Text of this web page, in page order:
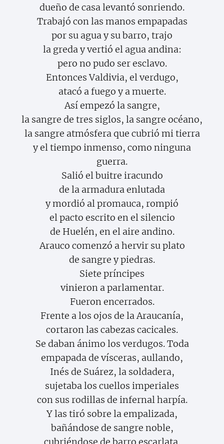
dueño de casa levantó sonriendo.
Trabajó con las manos empapadas
por su agua y su barro, trajo
la greda y vertió el agua andina:
pero no pudo ser esclavo.
Entonces Valdivia, el verdugo,
atacó a fuego y a muerte.
Así empezó la sangre,
la sangre de tres siglos, la sangre océano,
la sangre atmósfera que cubrió mi tierra
y el tiempo inmenso, como ninguna
guerra.
Salió el buitre iracundo
de la armadura enlutada
y mordió al promauca, rompió
el pacto escrito en el silencio
de Huelén, en el aire andino.
Arauco comenzó a hervir su plato
de sangre y piedras.
Siete príncipes
vinieron a parlamentar.
Fueron encerrados.
Frente a los ojos de la Araucanía,
cortaron las cabezas cacicales.
Se daban ánimo los verdugos. Toda
empapada de vísceras, aullando,
Inés de Suárez, la soldadera,
sujetaba los cuellos imperiales
con sus rodillas de infernal harpía.
Y las tiró sobre la empalizada,
bañándose de sangre noble,